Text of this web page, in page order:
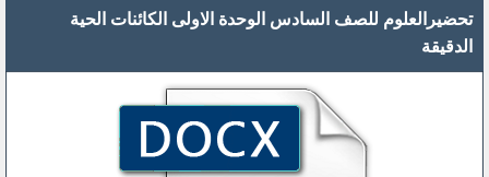
تحضيرالعلوم للصف السادس الوحدة الاولى الكائنات الحية
الدقيقة